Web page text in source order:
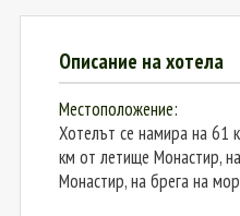
Описание на хотела
Местоположение:
Хотелът се намира на 61
км от летище Монастир,
Монастир, на брега на